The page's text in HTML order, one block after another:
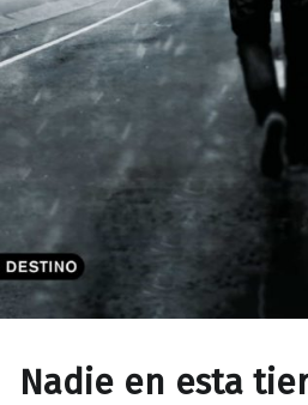
Nadie en esta